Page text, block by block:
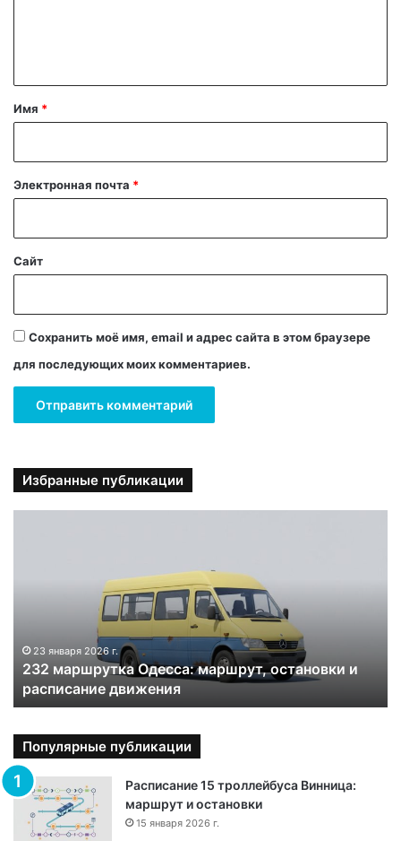
а
й
Имя *
Электронная почта *
Сайт
Сохранить моё имя, email и адрес сайта в этом браузере
для последующих моих комментариев.
Избранные публикации
к
д
е
с
23 января 2026 г.
232 маршрутка Одесса: маршрут, остановки и
расписание движения
Популярные публикации
Расписание 15 троллейбуса Винница:
маршрут и остановки
15 января 2026 г.